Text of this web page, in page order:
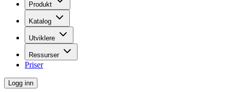
Produkt
Katalog
Utviklere
Ressurser
Priser
Logg inn